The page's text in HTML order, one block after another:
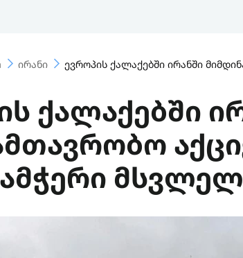
ირანი ევროპის ქალაქებში ირანში
ქალაქებში